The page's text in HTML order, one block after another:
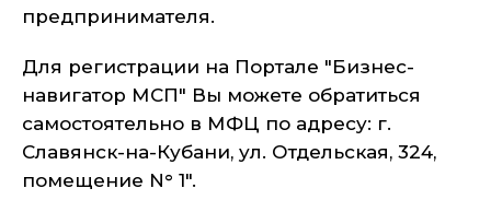
предпринимателя.
Для регистрации на Портале "Бизнес-
навигатор МСП" Вы можете обратиться
самостоятельно в МФЦ по адресу: г.
Славянск-на-Кубани, ул. Отдельская, 324,
помещение N° 1".